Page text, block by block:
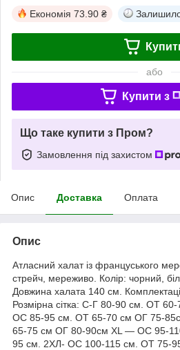
Економія 73.90 ₴
або
Купити з
Що таке купити з Пром?
Замовлення під захистом
Опис Доставка Оплата
Опис
Атласний халат із француського
стрейч, мереживо. Колір: чорний,
Довжина халата 140 см.
Розмірна сітка: С-Г 80-90 см. ОТ
ОС 85-95 см. ОТ 65-70 см ОГ 75-
65-75 см ОГ 80-90см XL — ОС 95-
95 см. 2ХЛ- ОС 100-115 см. ОТ 75-